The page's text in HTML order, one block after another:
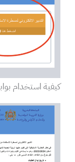
كيفية استخدام